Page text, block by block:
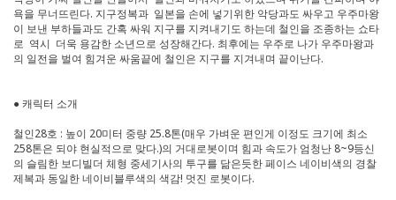
욕을 무너뜨린다. 지구정복과 일본을 손에 넣기위한 악당과도 싸우고 우주마왕
이 보낸 부하들과도 간혹 싸워 지구를 지켜내기도 하는데 철인을 조종하는 쇼타
로 역시 더욱 용감한 소년으로 성장해간다. 최후에는 우주로 나가 우주마왕과
의 일전을 벌여 힘겨운 싸움끝에 철인은 지구를 지겨내며 끝이난다.
● 캐릭터 소개
철인28호 : 높이 20미터 중량 25.8톤(매우 가벼운 편인게 이정도 크기에 최소
258톤은 되야 현실적으로 맞다.)의 거대로봇이며 힘과 속도가 엄청난 8~9등신
의 슬림한 보디빌더 체형 중세기사의 투구를 닮은듯한 페이스 네이비색의 경찰
제복과 동일한 네이비블루색의 색감! 멋진 로봇이다.